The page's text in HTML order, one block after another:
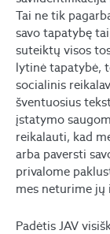
Tai ne tik
savo tapatybę
suteiktų visos
lytinė tapatybė,
socialinis
šventuosius
įstatymo
reikalauti, kad
arba paversti
privalome
mes neturime jų
Padėtis JAV